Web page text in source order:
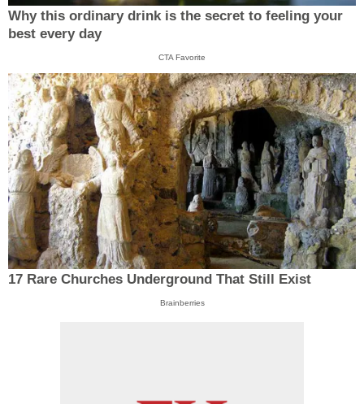
Why this ordinary drink is the secret to feeling your
best every day
CTA Favorite
17 Rare Churches Underground That Still Exist
Brainberries